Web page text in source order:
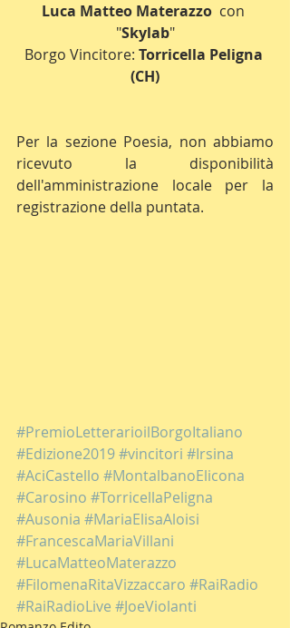
Luca Matteo Materazzo
  con
"Skylab"
Borgo Vincitore: Torricella Peligna
(CH)
Per la sezione Poesia, non abbiamo
ricevuto la disponibilità
dell'amministrazione locale per la
registrazione della puntata.
#PremioLetterarioilBorgoItaliano
#Edizione2019#vincitori #Irsina
#AciCastello #MontalbanoElicona
#Carosino #TorricellaPeligna
#Ausonia #MariaElisaAloisi
#FrancescaMariaVillani
#LucaMatteoMaterazzo
#FilomenaRitaVizzaccaro #RaiRadio
#RaiRadioLive #JoeViolanti